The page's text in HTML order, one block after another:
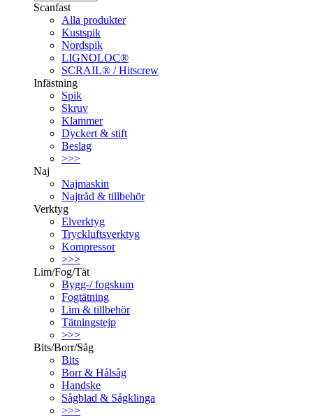
Scanfast
Alla produkter
Kustspik
Nordspik
LIGNOLOC®
SCRAIL® / Hitscrew
Infästning
Spik
Skruv
Klammer
Dyckert & stift
Beslag
>>>
Naj
Najmaskin
Najtråd & tillbehör
Verktyg
Elverktyg
Tryckluftsverktyg
Kompressor
>>>
Lim/Fog/Tät
Bygg-/ fogskum
Fogtätning
Lim & tillbehör
Tätningstejp
>>>
Bits/Borr/Såg
Bits
Borr & Hålsåg
Handske
Sågblad & Sågklinga
>>>